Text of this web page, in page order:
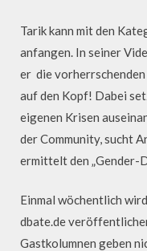
Tarik kann mit den
anfangen. In seiner
er die
auf den Kopf! Dabei
eigenen Krisen
der Community, sucht
ermittelt den „Gender-
Einmal wöchentlich
dbate.de
Gastkolumnen geben